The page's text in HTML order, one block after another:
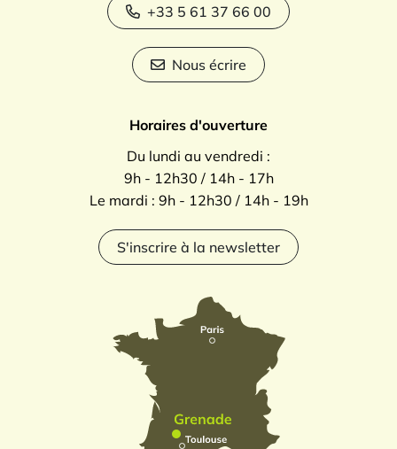
+33 5 61 37 66 00
Nous écrire
Horaires d'ouverture
Du lundi au vendredi :
9h - 12h30 / 14h - 17h
Le mardi : 9h - 12h30 / 14h - 19h
S'inscrire à la newsletter